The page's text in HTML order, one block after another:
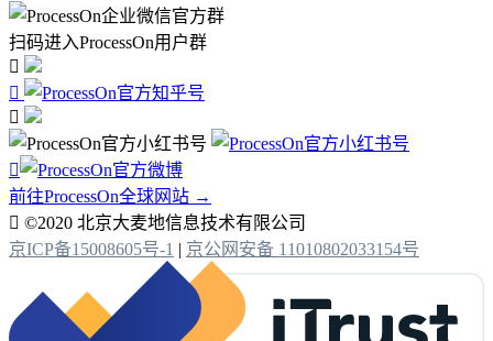
扫码进入ProcessOn用户群




前往ProcessOn全球网站 →
 ©2020 北京大麦地信息技术有限公司
京ICP备15008605号-1 | 京公网安备 11010802033154号